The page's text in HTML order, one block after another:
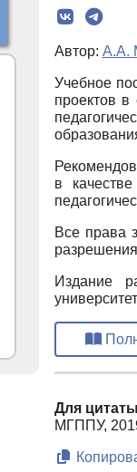
Автор: А.А.
Учебное
проектов
в
Все права
Издание
Для
МГППУ,